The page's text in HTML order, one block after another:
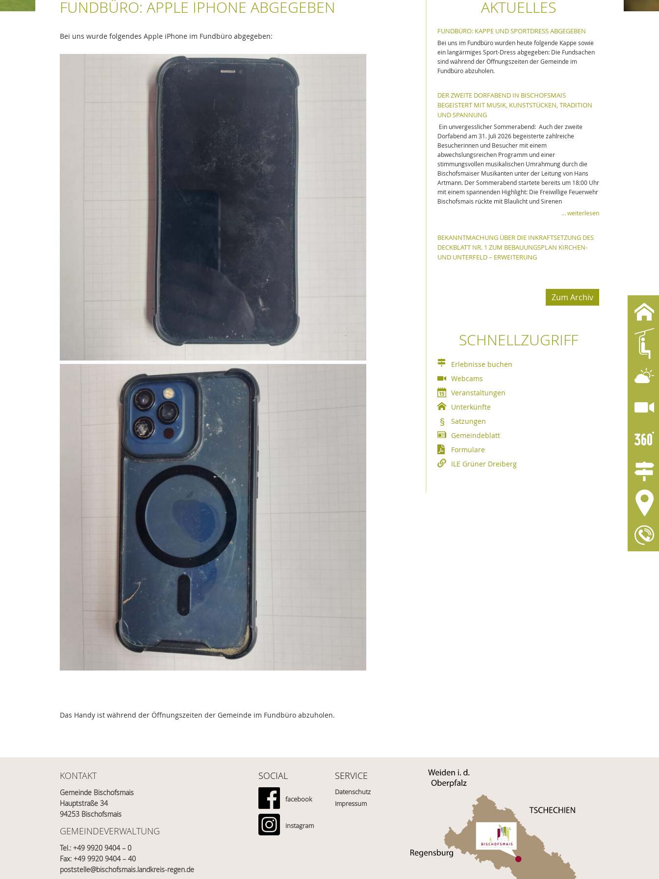
FUNDBÜRO: APPLE IPHONE ABGEGEBEN
Bei uns wurde folgendes Apple iPhone im Fundbüro abgegeben:
Das Handy ist während der Öffnungszeiten der Gemeinde im Fundbüro abzuholen.
AKTUELLES
FUNDBÜRO: KAPPE UND SPORTDRESS ABGEGEBEN
Bei uns im Fundbüro wurden heute folgende Kappe sowie
ein langärmiges Sport-Dress abgegeben: Die Fundsachen
sind während der Öffnungszeiten der Gemeinde im
Fundbüro abzuholen.
DER ZWEITE DORFABEND IN BISCHOFSMAIS
BEGEISTERT MIT MUSIK, KUNSTSTÜCKEN, TRADITION
UND SPANNUNG
Ein unvergesslicher Sommerabend: Auch der zweite
Dorfabend am 31. Juli 2026 begeisterte zahlreiche
Besucherinnen und Besucher mit einem
abwechslungsreichen Programm und einer
stimmungsvollen musikalischen Umrahmung durch die
Bischofsmaiser Musikanten unter der Leitung von Hans
Artmann. Der Sommerabend startete bereits um 18:00 Uhr
mit einem spannenden Highlight: Die Freiwillige Feuerwehr
Bischofsmais rückte mit Blaulicht und Sirenen
… weiterlesen
BEKANNTMACHUNG ÜBER DIE INKRAFTSETZUNG DES
DECKBLATT NR. 1 ZUM BEBAUUNGSPLAN KIRCHEN-
UND UNTERFELD – ERWEITERUNG
Zum Archiv
SCHNELLZUGRIFF
Erlebnisse buchen
Webcams
Veranstaltungen
Unterkünfte
Satzungen
Gemeindeblatt
Formulare
ILE Grüner Dreiberg
KONTAKT
Gemeinde Bischofsmais
Hauptstraße 34
94253 Bischofsmais
GEMEINDEVERWALTUNG
Tel.: +49 9920 9404 – 0
Fax: +49 9920 9404 – 40
poststelle@bischofsmais.landkreis-regen.de
SOCIAL
facebook
instagram
SERVICE
Datenschutz
Impressum